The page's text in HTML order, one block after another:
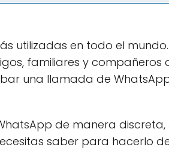
utilizadas en todo el
familiares y compañeros
una llamada de
de manera discreta,
saber para hacerlo